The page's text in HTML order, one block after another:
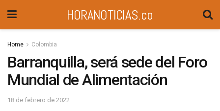
HORANOTICIAS.co
Home Colombia
Barranquilla, será sede del Foro
Mundial de Alimentación
18 de febrero de 2022